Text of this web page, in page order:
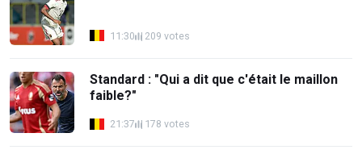
11:30 209 votes
Standard : "Qui a dit que c'était le maillon
faible?"
21:37 178 votes